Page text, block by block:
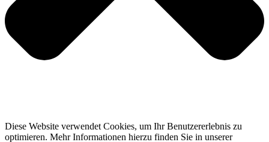
Diese Website verwendet Cookies, um Ihr Benutzererlebnis zu
optimieren. Mehr Informationen hierzu finden Sie in unserer